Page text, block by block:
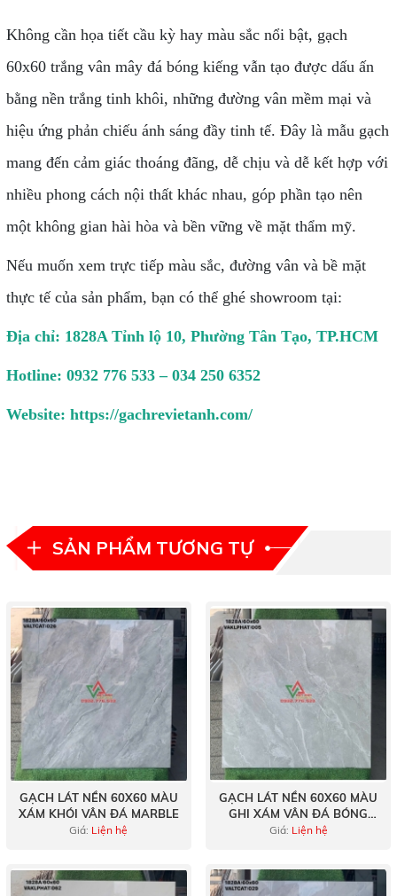
Không cần họa tiết cầu kỳ hay màu sắc nổi bật, gạch
60x60 trắng vân mây đá bóng kiếng vẫn tạo được dấu ấn
bằng nền trắng tinh khôi, những đường vân mềm mại và
hiệu ứng phản chiếu ánh sáng đầy tinh tế. Đây là mẫu gạch
mang đến cảm giác thoáng đãng, dễ chịu và dễ kết hợp với
nhiều phong cách nội thất khác nhau, góp phần tạo nên
một không gian hài hòa và bền vững về mặt thẩm mỹ.
Nếu muốn xem trực tiếp màu sắc, đường vân và bề mặt
thực tế của sản phẩm, bạn có thể ghé showroom tại:
Địa chỉ: 1828A Tỉnh lộ 10, Phường Tân Tạo, TP.HCM
Hotline: 0932 776 533 – 034 250 6352
Website: https://gachrevietanh.com/
SẢN PHẨM TƯƠNG TỰ
GẠCH LÁT NỀN 60X60 MÀU
XÁM KHÓI VÂN ĐÁ MARBLE
Giá: Liện hệ
GẠCH LÁT NỀN 60X60 MÀU
GHI XÁM VÂN ĐÁ BÓNG
KÍNH
Giá: Liện hệ